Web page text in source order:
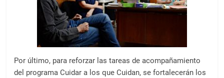
Por último, para reforzar las tareas de acompañamiento
del programa Cuidar a los que Cuidan, se fortalecerán los